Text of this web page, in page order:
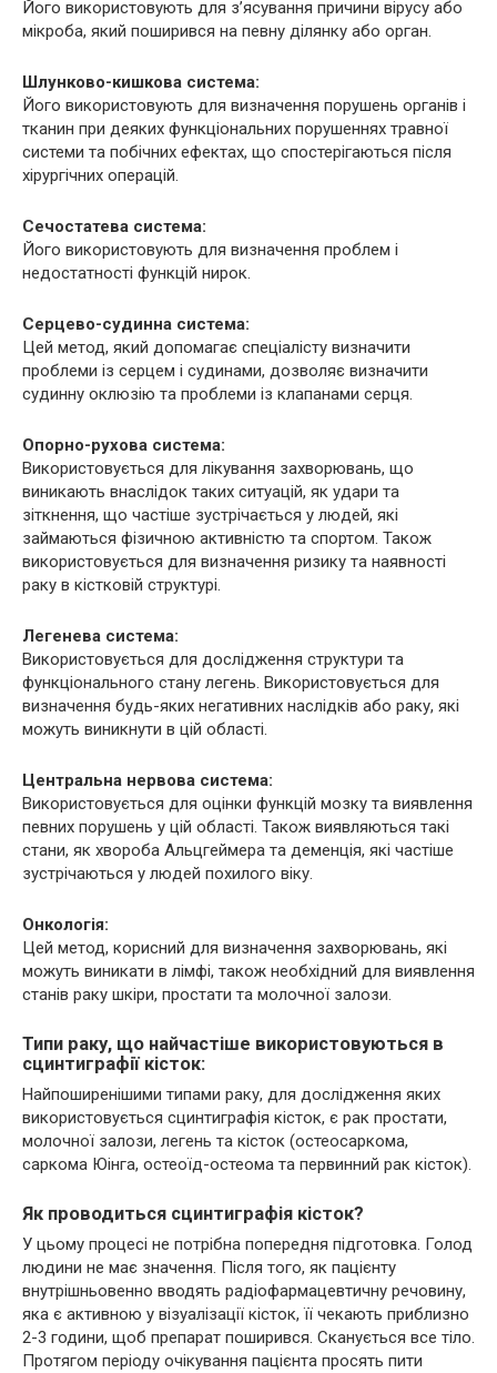
Його використовують для з’ясування причини вірусу або
мікроба, який поширився на певну ділянку або орган.
Шлунково-кишкова система:
Його використовують для визначення порушень органів і
тканин при деяких функціональних порушеннях травної
системи та побічних ефектах, що спостерігаються після
хірургічних операцій.
Сечостатева система:
Його використовують для визначення проблем і
недостатності функцій нирок.
Серцево-судинна система:
Цей метод, який допомагає спеціалісту визначити
проблеми із серцем і судинами, дозволяє визначити
судинну оклюзію та проблеми із клапанами серця.
Опорно-рухова система:
Використовується для лікування захворювань, що
виникають внаслідок таких ситуацій, як удари та
зіткнення, що частіше зустрічається у людей, які
займаються фізичною активністю та спортом. Також
використовується для визначення ризику та наявності
раку в кістковій структурі.
Легенева система:
Використовується для дослідження структури та
функціонального стану легень. Використовується для
визначення будь-яких негативних наслідків або раку, які
можуть виникнути в цій області.
Центральна нервова система:
Використовується для оцінки функцій мозку та виявлення
певних порушень у цій області. Також виявляються такі
стани, як хвороба Альцгеймера та деменція, які частіше
зустрічаються у людей похилого віку.
Онкологія:
Цей метод, корисний для визначення захворювань, які
можуть виникати в лімфі, також необхідний для виявлення
станів раку шкіри, простати та молочної залози.
Типи раку, що найчастіше використовуються в
сцинтиграфії кісток:
Найпоширенішими типами раку, для дослідження яких
використовується сцинтиграфія кісток, є рак простати,
молочної залози, легень та кісток (остеосаркома,
саркома Юінга, остеоїд-остеома та первинний рак кісток).
Як проводиться сцинтиграфія кісток?
У цьому процесі не потрібна попередня підготовка. Голод
людини не має значення. Після того, як пацієнту
внутрішньовенно вводять радіофармацевтичну речовину,
яка є активною у візуалізації кісток, її чекають приблизно
2-3 години, щоб препарат поширився. Сканується все тіло.
Протягом періоду очікування пацієнта просять пити